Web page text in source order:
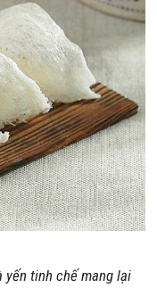
yến tinh chế mang lại